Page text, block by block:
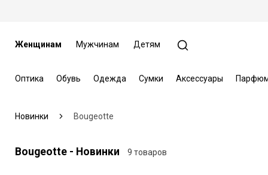
Женщинам Мужчинам Детям
Оптика Обувь Одежда Сумки Аксессуары
Новинки Bougeotte
Bougeotte - Новинки 9 товаров